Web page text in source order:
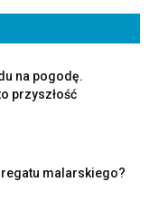
na pogodę.
przyszłość
malarskiego?